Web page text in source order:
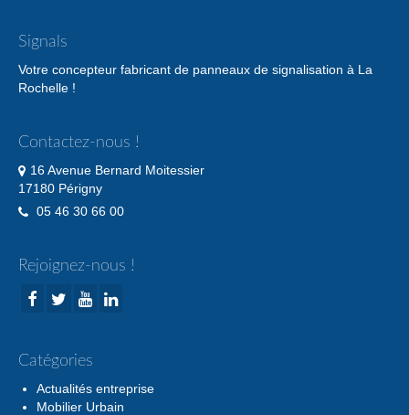
Signals
Votre concepteur fabricant de panneaux de signalisation à La
Rochelle !
Contactez-nous !
16 Avenue Bernard Moitessier
17180 Périgny
05 46 30 66 00
Rejoignez-nous !
Catégories
Actualités entreprise
Mobilier Urbain